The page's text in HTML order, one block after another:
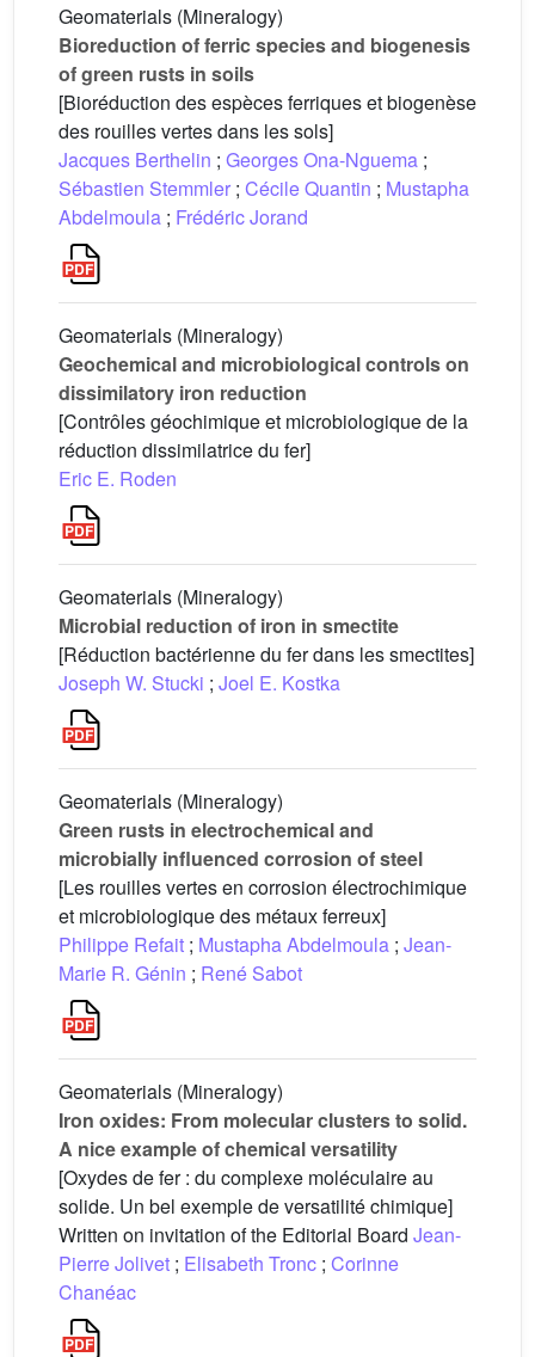
Geomaterials (Mineralogy)
Bioreduction of ferric species and biogenesis
of green rusts in soils
[Bioréduction des espèces ferriques et biogenèse
des rouilles vertes dans les sols]
Jacques Berthelin ; Georges Ona-Nguema ;
Sébastien Stemmler ; Cécile Quantin ; Mustapha
Abdelmoula ; Frédéric Jorand
Geomaterials (Mineralogy)
Geochemical and microbiological controls on
dissimilatory iron reduction
[Contrôles géochimique et microbiologique de la
réduction dissimilatrice du fer]
Eric E. Roden
Geomaterials (Mineralogy)
Microbial reduction of iron in smectite
[Réduction bactérienne du fer dans les smectites]
Joseph W. Stucki ; Joel E. Kostka
Geomaterials (Mineralogy)
Green rusts in electrochemical and
microbially influenced corrosion of steel
[Les rouilles vertes en corrosion électrochimique
et microbiologique des métaux ferreux]
Philippe Refait ; Mustapha Abdelmoula ; Jean-
Marie R. Génin ; René Sabot
Geomaterials (Mineralogy)
Iron oxides: From molecular clusters to solid.
A nice example of chemical versatility
[Oxydes de fer : du complexe moléculaire au
solide. Un bel exemple de versatilité chimique]
Written on invitation of the Editorial Board Jean-
Pierre Jolivet ; Elisabeth Tronc ; Corinne
Chanéac